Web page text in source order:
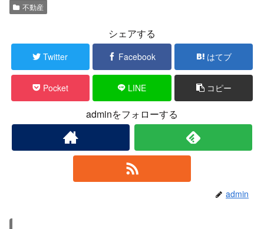
不動産
シェアする
Twitter Facebook はてブ
Pocket LINE コピー
adminをフォローする
admin